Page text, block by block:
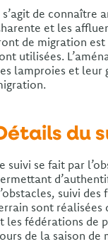
s’agit de connaître
et les
de migration
utilisées.
lamproies et leur
du
suivi se fait par
suivi
sont réalisées
les fédérations de
de la saison de